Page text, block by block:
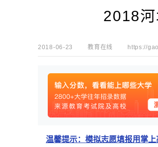
2018
2018-06-23 教育在线 https://
温馨提示：模拟志愿填报用掌上